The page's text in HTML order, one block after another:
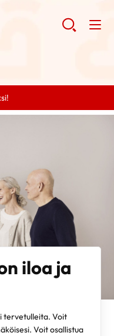
iloa ja
tervetulleita. Voit
Voit osallistua